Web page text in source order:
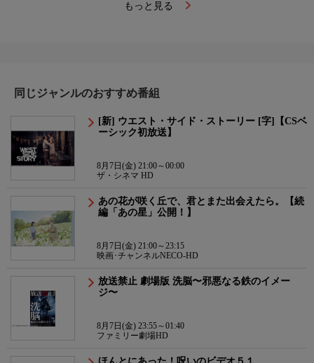
もっと見る
同じジャンルのおすすめ番組
[新] ウエスト・サイド・ストーリー [字]【CSベ
ーシック初放送】
8月7日(金) 21:00～00:00
ザ・シネマ HD
あの花が咲く丘で、君とまた出会えたら。【続
編「あの星」公開！】
8月7日(金) 21:00～23:15
映画･チャンネルNECO-HD
放送禁止 劇場版 洗脳〜邪悪なる鉄のイメー
ジ〜
8月7日(金) 23:55～01:40
ファミリー劇場HD